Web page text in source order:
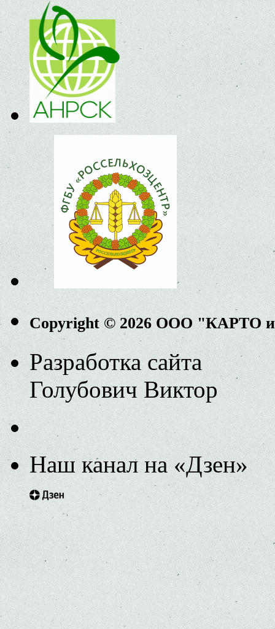
Copyright © 2026 ООО "КАРТО
Разработка сайта
Голубович Виктор
Наш канал на «Дзен»